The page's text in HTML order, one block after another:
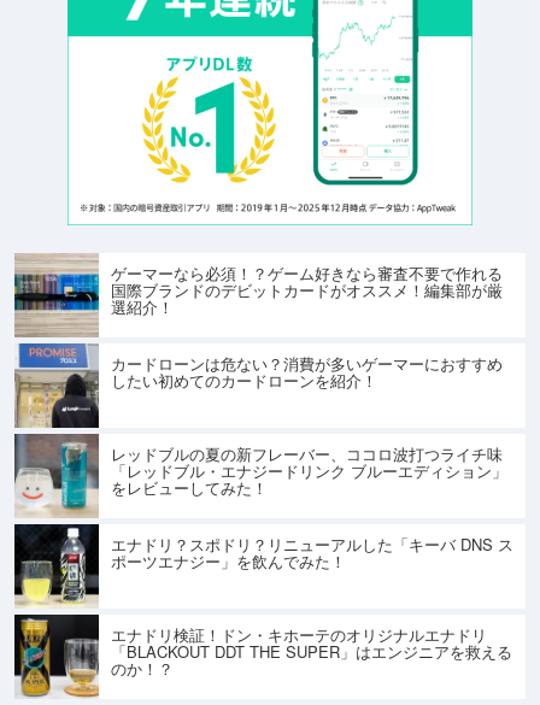
ゲーマーなら必須！？ゲーム好きなら審査不要で作れる
国際ブランドのデビットカードがオススメ！編集部が厳
選紹介！
カードローンは危ない？消費が多いゲーマーにおすすめ
したい初めてのカードローンを紹介！
レッドブルの夏の新フレーバー、ココロ波打つライチ味
「レッドブル・エナジードリンク ブルーエディション」
をレビューしてみた！
エナドリ？スポドリ？リニューアルした「キーバ DNS ス
ポーツエナジー」を飲んでみた！
エナドリ検証！ドン・キホーテのオリジナルエナドリ
「BLACKOUT DDT THE SUPER」はエンジニアを救える
のか！？